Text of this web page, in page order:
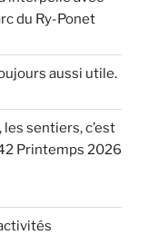
du Ry-Ponet
aussi utile.
sentiers, c’est
Printemps 2026